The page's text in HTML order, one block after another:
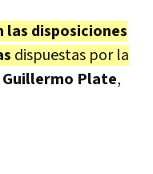
disposiciones
dispuestas por la
Guillermo Plate,